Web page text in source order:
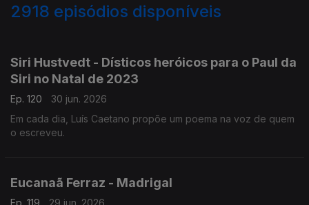
2918 episódios disponíveis
Siri Hustvedt - Dísticos heróicos para o Paul da
Siri no Natal de 2023
Ep. 120
30 jun. 2026
Em cada dia, Luís Caetano propõe um poema na voz de quem
o escreveu.
Eucanaã Ferraz - Madrigal
Ep. 119
29 jun. 2026